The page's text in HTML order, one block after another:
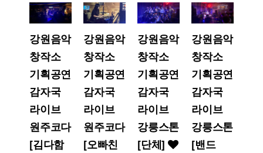
강원음악
창작소
기획공연
감자국
라이브
원주코다
[김다함
강원음악
창작소
기획공연
감자국
라이브
원주코다
[오빠친
강원음악
창작소
기획공연
감자국
라이브
강릉스톤
[단체]
강원음악
창작소
기획공연
감자국
라이브
강릉스톤
[밴드